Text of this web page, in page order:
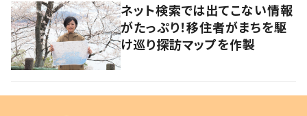
ネット検索では出てこない情報
がたっぷり！移住者がまちを駆
け巡り探訪マップを作製